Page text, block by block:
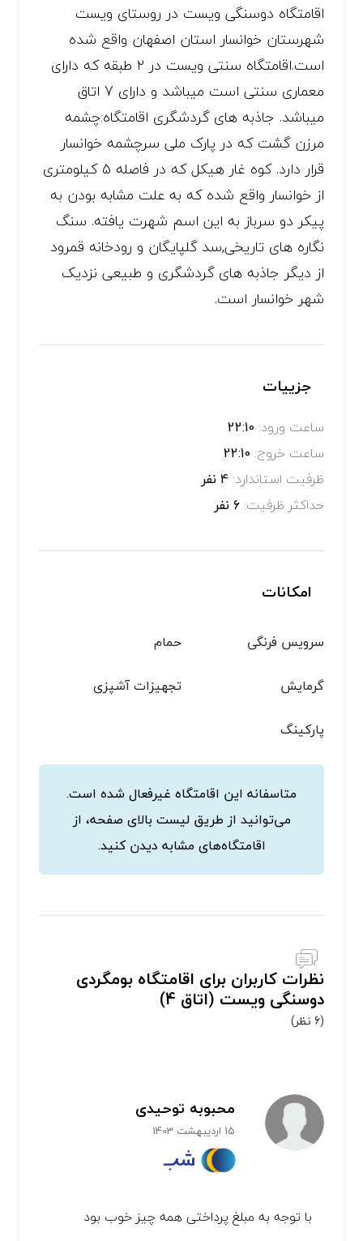
اقامتگاه دوسنگی ویست در روستای ویست
شهرستان خوانسار استان اصفهان واقع شده
است.اقامتگاه سنتی ویست در ۲ طبقه که دارای
معماری سنتی است میباشد و دارای 7 اتاق
میباشد. جاذبه های گردشگری اقامتگاه:چشمه
مرزن گشت که در پارک ملی سرچشمه خوانسار
قرار دارد. کوه غار هیکل که در فاصله ۵ کیلومتری
از خوانسار واقع شده که به علت مشابه بودن به
پیکر دو سرباز به این اسم شهرت یافته. سنگ
نگاره های تاریخی,سد گلپایگان و رودخانه قمرود
از دیگر جاذبه های گردشگری و طبیعی نزدیک
شهر خوانسار است.
جزییات
ساعت ورود:
ساعت خروج:
ظرفیت استاندارد:
حداکثر ظرفیت:
امکانات
سرویس فرنگی
حمام
گرمایش
تجهیزات آشپزی
پاركينگ
متاسفانه این اقامتگاه غیرفعال شده است.
می‌توانید از طریق لیست بالای صفحه، از
اقامتگاه‌های مشابه دیدن کنید.
نظرات کاربران برای اقامتگاه بومگردی
دوسنگی ویست (اتاق 4)
(6 نظر)
محبوبه توحیدی
15 اردیبهشت 1403
با توجه به مبلغ پرداختی همه چیز خوب بود